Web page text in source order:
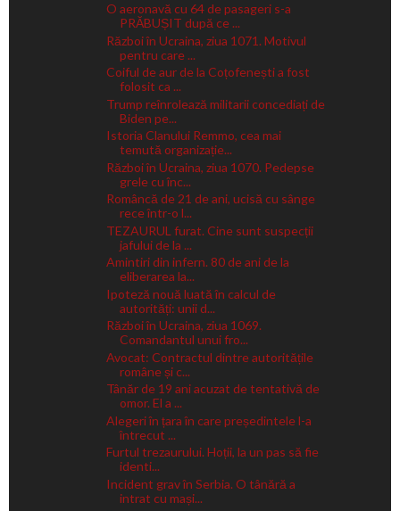
O aeronavă cu 64 de pasageri s-a
PRĂBUȘIT după ce ...
Război în Ucraina, ziua 1071. Motivul
pentru care ...
Coiful de aur de la Coțofenești a fost
folosit ca ...
Trump reînrolează militarii concediați de
Biden pe...
Istoria Clanului Remmo, cea mai
temută organizație...
Război în Ucraina, ziua 1070. Pedepse
grele cu înc...
Româncă de 21 de ani, ucisă cu sânge
rece într-o l...
TEZAURUL furat. Cine sunt suspecții
jafului de la ...
Amintiri din infern. 80 de ani de la
eliberarea la...
Ipoteză nouă luată în calcul de
autorități: unii d...
Război în Ucraina, ziua 1069.
Comandantul unui fro...
Avocat: Contractul dintre autoritățile
române și c...
Tânăr de 19 ani acuzat de tentativă de
omor. El a ...
Alegeri în țara în care președintele l-a
întrecut ...
Furtul trezaurului. Hoții, la un pas să fie
identi...
Incident grav în Serbia. O tânără a
intrat cu mași...